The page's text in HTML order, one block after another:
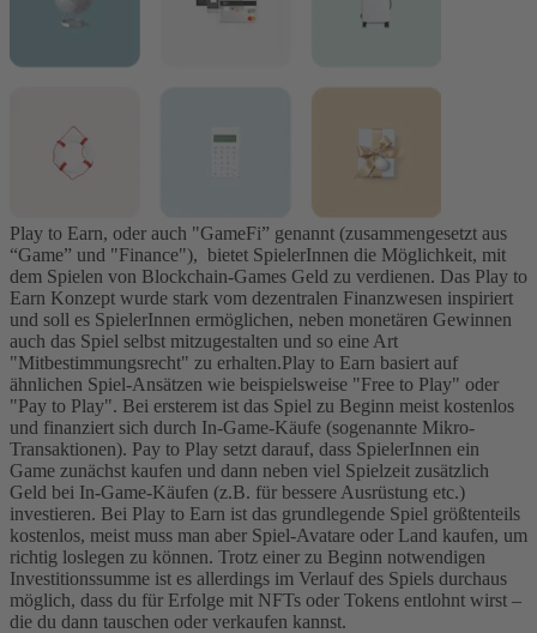
Play to Earn, oder auch "GameFi” genannt (zusammengesetzt aus
“Game” und "Finance"), bietet SpielerInnen die Möglichkeit, mit
dem Spielen von Blockchain-Games Geld zu verdienen. Das Play to
Earn Konzept wurde stark vom dezentralen Finanzwesen inspiriert
und soll es SpielerInnen ermöglichen, neben monetären Gewinnen
auch das Spiel selbst mitzugestalten und so eine Art
"Mitbestimmungsrecht" zu erhalten.Play to Earn basiert auf
ähnlichen Spiel-Ansätzen wie beispielsweise "Free to Play" oder
"Pay to Play". Bei ersterem ist das Spiel zu Beginn meist kostenlos
und finanziert sich durch In-Game-Käufe (sogenannte Mikro-
Transaktionen). Pay to Play setzt darauf, dass SpielerInnen ein
Game zunächst kaufen und dann neben viel Spielzeit zusätzlich
Geld bei In-Game-Käufen (z.B. für bessere Ausrüstung etc.)
investieren. Bei Play to Earn ist das grundlegende Spiel größtenteils
kostenlos, meist muss man aber Spiel-Avatare oder Land kaufen, um
richtig loslegen zu können. Trotz einer zu Beginn notwendigen
Investitionssumme ist es allerdings im Verlauf des Spiels durchaus
möglich, dass du für Erfolge mit NFTs oder Tokens entlohnt wirst –
die du dann tauschen oder verkaufen kannst.